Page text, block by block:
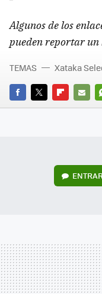
Algunos de los
pueden reportar un
FACEBOOK
TWITTERFLIPBOARD
E-
TEMAS Xataka